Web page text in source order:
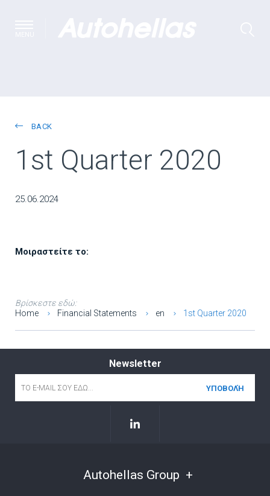
BACK
1st Quarter 2020
25.06.2024
Μοιραστείτε το:
Βρίσκεστε εδώ:
Home
Financial Statements en 1st Quarter 2020
Newsletter
Autohellas Group